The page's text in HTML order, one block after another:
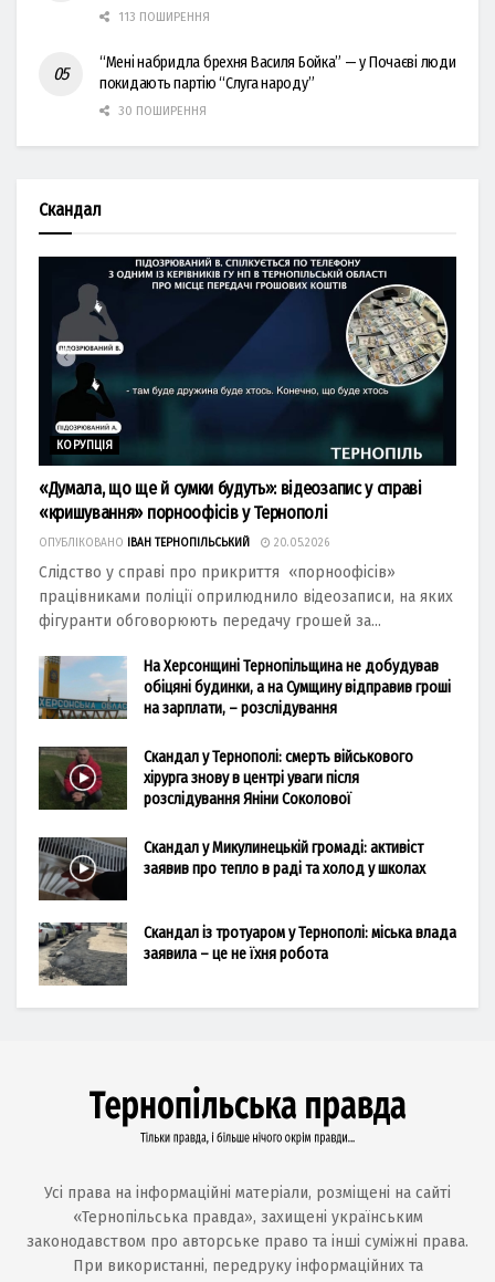
113 ПОШИРЕННЯ
“Мені набридла брехня Василя Бойка” — у Почаєві люди
покидають партію “Слуга народу”
30 ПОШИРЕННЯ
Скандал
КОРУПЦІЯ
«Думала, що ще й сумки будуть»: відеозапис у справі
«кришування» порноофісів у Тернополі
ОПУБЛІКОВАНО ІВАН ТЕРНОПІЛЬСЬКИЙ 20.05.2026
Слідство у справі про прикриття «порноофісів»
працівниками поліції оприлюднило відеозаписи, на яких
фігуранти обговорюють передачу грошей за...
На Херсонщині Тернопільщина не добудував
обіцяні будинки, а на Сумщину відправив гроші
на зарплати, – розслідування
Скандал у Тернополі: смерть військового
хірурга знову в центрі уваги після
розслідування Яніни Соколової
Скандал у Микулинецькій громаді: активіст
заявив про тепло в раді та холод у школах
Скандал із тротуаром у Тернополі: міська влада
заявила – це не їхня робота
Усі права на інформаційні матеріали, розміщені на сайті
«Тернопільська правда», захищені українським
законодавством про авторське право та інші суміжні права.
При використанні, передруку інформаційних та